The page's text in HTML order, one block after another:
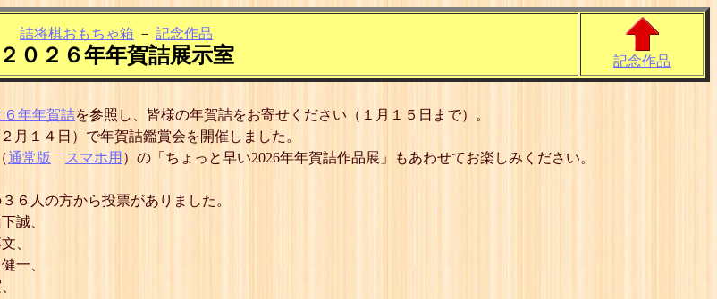
詰将棋おもちゃ箱 － 記念作品
２０２６年年賀詰展示室 記念作品
６年年賀詰を参照し、皆様の年賀詰をお寄せください（１月１５日まで）。
月１４日）で年賀詰鑑賞会を開催しました。
通常版 スマホ用 ）の「ちょっと早い2026年年賀詰作品展」もあわせてお楽しみください。
６人の方から投票がありました。
誠、
、
一、